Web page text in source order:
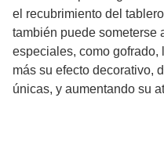
el recubrimiento del
también puede someterse
especiales, como gofrado,
más su efecto decorativo,
únicas, y aumentando su